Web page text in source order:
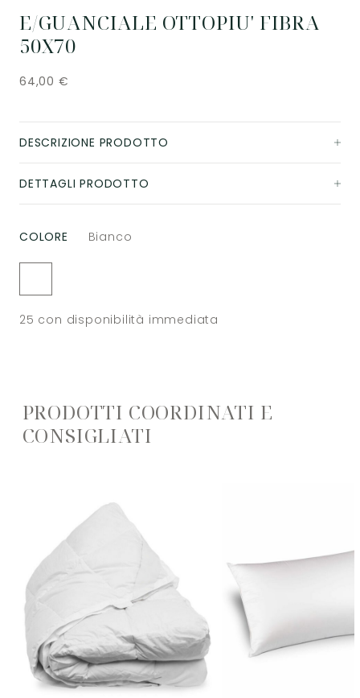
E/GUANCIALE OTTOPIU' FIBRA
50X70
64,00 €
DESCRIZIONE PRODOTTO
DETTAGLI PRODOTTO
COLORE Bianco
25 con disponibilità immediata
PRODOTTI COORDINATI E
CONSIGLIATI